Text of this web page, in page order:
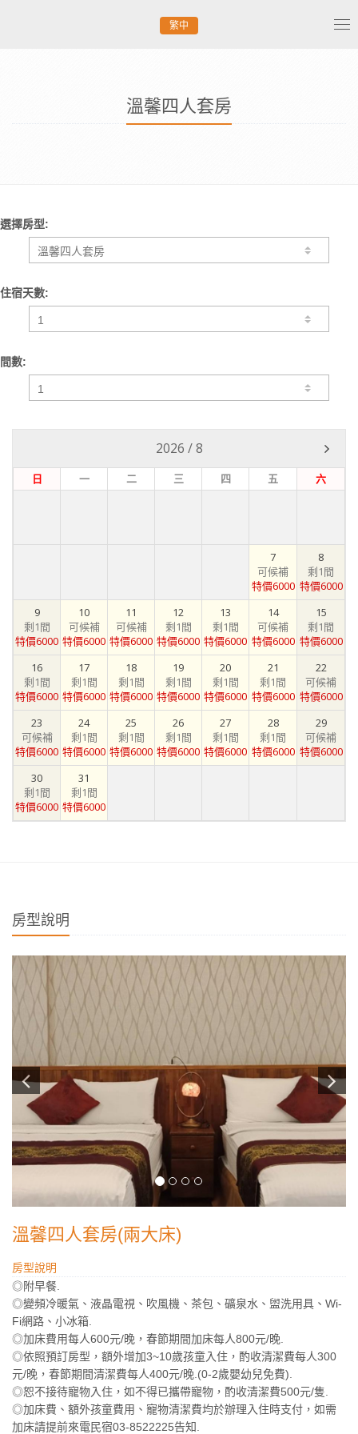
繁中
溫馨四人套房
選擇房型:
住宿天數:
間數:
2026 /8
日 一 二 三 四 五 六
7
可候補
特價6000
8
剩1間
特價6000
9
剩1間
特價6000
10
可候補
特價6000
11
可候補
特價6000
12
剩1間
特價6000
13
剩1間
特價6000
14
可候補
特價6000
15
剩1間
特價6000
16
剩1間
特價6000
17
剩1間
特價6000
18
剩1間
特價6000
19
剩1間
特價6000
20
剩1間
特價6000
21
剩1間
特價6000
22
可候補
特價6000
23
可候補
特價6000
24
剩1間
特價6000
25
剩1間
特價6000
26
剩1間
特價6000
27
剩1間
特價6000
28
剩1間
特價6000
29
可候補
特價6000
30
剩1間
特價6000
31
剩1間
特價6000
房型說明
溫馨四人套房(兩大床)
房型說明
◎附早餐.
◎變頻冷暖氣、液晶電視、吹風機、茶包、礦泉水、盥洗用具、Wi-
Fi網路、小冰箱.
◎加床費用每人600元/晚，春節期間加床每人800元/晚.
◎依照預訂房型，額外增加3~10歲孩童入住，酌收清潔費每人300
元/晚，春節期間清潔費每人400元/晚.(0-2歲嬰幼兒免費).
◎恕不接待寵物入住，如不得已攜帶寵物，酌收清潔費500元/隻.
◎加床費、額外孩童費用、寵物清潔費均於辦理入住時支付，如需
加床請提前來電民宿03-8522225告知.